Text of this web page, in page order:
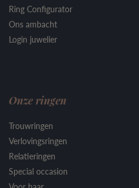
Ring Configurator
Ons ambacht
Login juwelier
Onze ringen
Trouwringen
Verlovingsringen
Relatieringen
Special occasion